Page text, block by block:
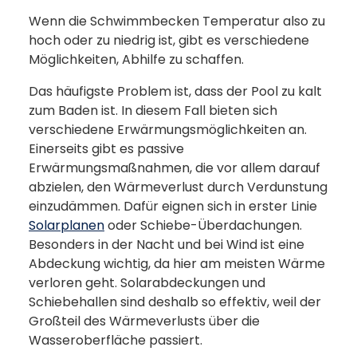
Wenn die Schwimmbecken Temperatur also zu
hoch oder zu niedrig ist, gibt es verschiedene
Möglichkeiten, Abhilfe zu schaffen.
Das häufigste Problem ist, dass der Pool zu kalt
zum Baden ist. In diesem Fall bieten sich
verschiedene Erwärmungsmöglichkeiten an.
Einerseits gibt es passive
Erwärmungsmaßnahmen, die vor allem darauf
abzielen, den Wärmeverlust durch Verdunstung
einzudämmen. Dafür eignen sich in erster Linie
Solarplanenoder Schiebe-Überdachungen.
Besonders in der Nacht und bei Wind ist eine
Abdeckung wichtig, da hier am meisten Wärme
verloren geht. Solarabdeckungen und
Schiebehallen sind deshalb so effektiv, weil der
Großteil des Wärmeverlusts über die
Wasseroberfläche passiert.